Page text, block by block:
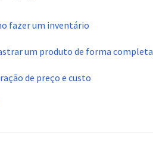
fazer um inventário
um produto de forma completa
de preço e custo